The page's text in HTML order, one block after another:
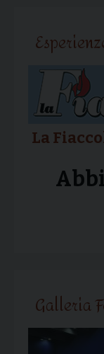
La
Galleria